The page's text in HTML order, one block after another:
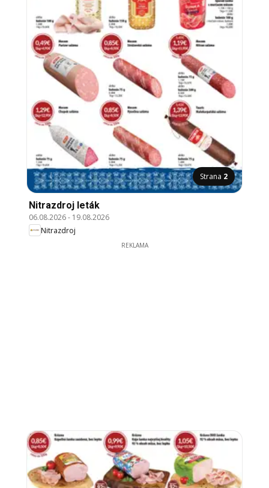
Strana 2
Nitrazdroj leták
06.08.2026- 19.08.2026
Nitrazdroj
REKLAMA